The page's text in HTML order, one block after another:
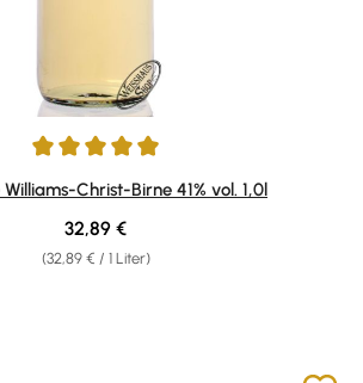
von 4.95 von 5 Sternen
Christ-Birne 41% vol. 1,0l
(32,89 € / 1 Liter)
Regulärer Preis:
32,89 €